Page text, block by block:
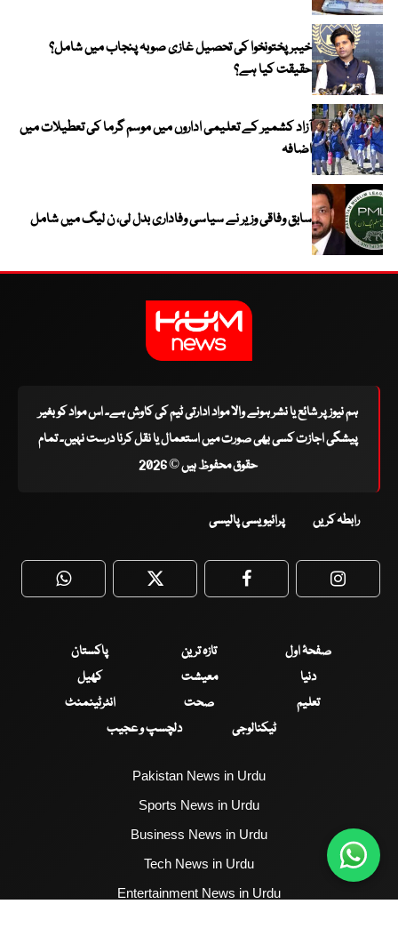
خیبر پختونخوا کی تحصیل غازی صوبہ پنجاب میں شامل؟
حقیقت کیا ہے؟
آزاد کشمیر کے تعلیمی اداروں میں موسم گرما کی تعطیلات میں
اضافہ
سابق وفاقی وزیر نے سیاسی وفاداری بدل لی، ن لیگ میں شامل
ہم نیوز پر شائع یا نشر ہونے والا مواد ادارتی ٹیم کی کاوش ہے۔ اس مواد کو بغیر
پیشگی اجازت کسی بھی صورت میں استعمال یا نقل کرنا درست نہیں۔ تمام
حقوق محفوظ ہیں © 2026
رابطہ کریں پرائیویسی پالیسی
WhatsApp Twitter Facebook
صفحۂ اول تازہ ترین
پاکستان
دنیا
معیشت
کھیل
تعلیم
صحت
انٹرٹینمنٹ
ٹیکنالوجی
دلچسپ و عجیب
Pakistan News in Urdu
Sports News in Urdu
Business News in Urdu
Tech News in Urdu
Entertainment News in Urdu